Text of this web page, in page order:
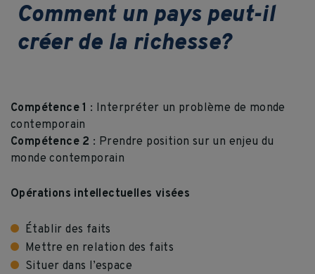
Comment un pays peut-il
créer de la richesse?
Compétence 1 : Interpréter un problème de monde
contemporain
Compétence 2 : Prendre position sur un enjeu du
monde contemporain
Opérations intellectuelles visées
Établir des faits
Mettre en relation des faits
Situer dans l’espace